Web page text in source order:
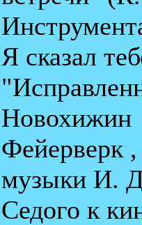
Я сказал
Новохижин
Фейерверк
музыки И.
Седого к